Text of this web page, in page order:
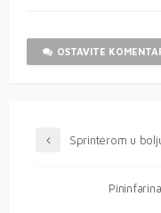
OSTAVITE
Sprinterom u